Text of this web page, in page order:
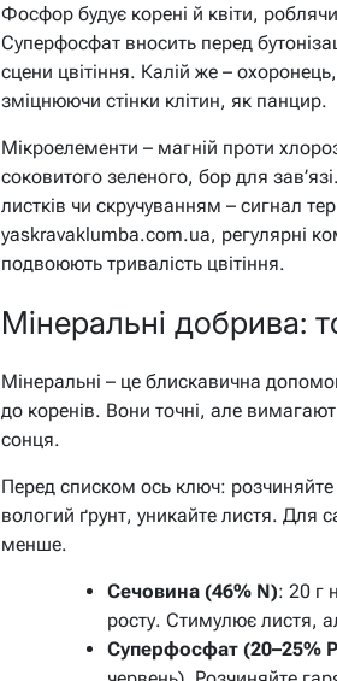
Фосфор будує корені й квіти,
Суперфосфат вносить перед
сцени цвітіння. Калій же –
зміцнюючи стінки клітин, як панцир.
Мікроелементи – магній проти
соковитого зеленого, бор для
листків чи скручуванням – сигнал
yaskravaklumba.com.ua, регулярні
подвоюють тривалість цвітіння.
Мінеральні добрива:
Мінеральні – це блискавична
до коренів. Вони точні, але
сонця.
Перед списком ось ключ: розчиняйте
вологий ґрунт, уникайте листя. Для
менше.
Сечовина (46% N): 20 г
росту. Стимулює листя,
Суперфосфат (20–25%